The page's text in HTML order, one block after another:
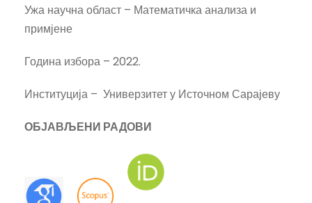
Ужа научна област – Математичка анализа и
примјене
Година избора – 2022.
Институција – Универзитет у Источном Сарајеву
ОБЈАВЉЕНИ РАДОВИ